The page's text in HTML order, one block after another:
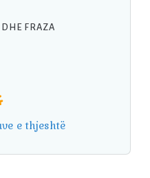
DHE FRAZA
e thjeshtë